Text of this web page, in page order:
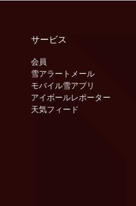
サービス
会員
雪アラートメール
モバイル雪アプリ
アイボールレポーター
天気フィード